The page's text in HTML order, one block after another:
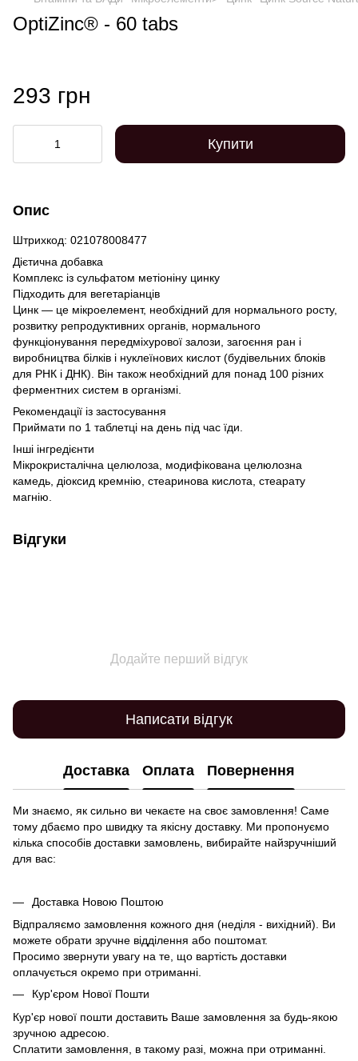
OptiZinc® - 60 tabs
293 грн
Купити
Опис
Штрихкод: 021078008477
Дієтична добавка
Комплекс із сульфатом метіоніну цинку
Підходить для вегетаріанців
Цинк — це мікроелемент, необхідний для нормального росту,
розвитку репродуктивних органів, нормального
функціонування передміхурової залози, загоєння ран і
виробництва білків і нуклеїнових кислот (будівельних блоків
для РНК і ДНК). Він також необхідний для понад 100 різних
ферментних систем в організмі.
Рекомендації із застосування
Приймати по 1 таблетці на день під час їди.
Інші інгредієнти
Мікрокристалічна целюлоза, модифікована целюлозна
камедь, діоксид кремнію, стеаринова кислота, стеарату
магнію.
Відгуки
Додайте перший відгук
Написати відгук
Доставка Оплата Повернення
Ми знаємо, як сильно ви чекаєте на своє замовлення! Саме
тому дбаємо про швидку та якісну доставку. Ми пропонуємо
кілька способів доставки замовлень, вибирайте найзручніший
для вас:
Доставка Новою Поштою
Відпраляємо замовлення кожного дня (неділя - вихідний). Ви
можете обрати зручне відділення або поштомат.
Просимо звернути увагу на те, що вартість доставки
оплачується окремо при отриманні.
Кур'єром Нової Пошти
Кур'єр нової пошти доставить Ваше замовлення за будь-якою
зручною адресою.
Сплатити замовлення, в такому разі, можна при отриманні.